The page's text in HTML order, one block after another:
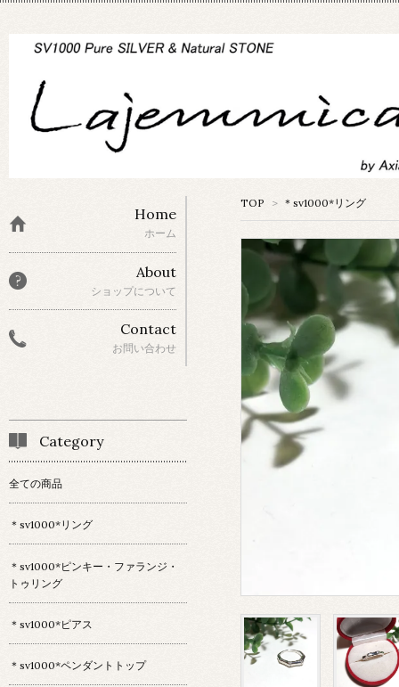
TOP > ＊sv1000*リング
Home
ホーム
About
ショップについて
Contact
お問い合わせ
Category
全ての商品
＊sv1000*リング
＊sv1000*ピンキー・ファランジ・
トゥリング
＊sv1000*ピアス
＊sv1000*ペンダントトップ